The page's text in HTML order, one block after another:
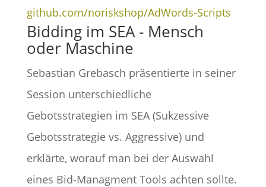
github.com/noriskshop/AdWords-Scripts
Bidding im SEA - Mensch
oder Maschine
Sebastian Grebasch präsentierte in seiner
Session unterschiedliche
Gebotsstrategien im SEA (Sukzessive
Gebotsstrategie vs. Aggressive) und
erklärte, worauf man bei der Auswahl
eines Bid-Managment Tools achten sollte.